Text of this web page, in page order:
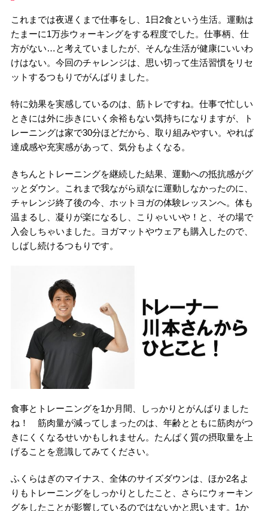
これまでは夜遅くまで仕事をし、1日2食という生活。運動は
たまーに1万歩ウォーキングをする程度でした。仕事柄、仕
方がない…と考えていましたが、そんな生活が健康にいいわ
けはない。今回のチャレンジは、思い切って生活習慣をリセ
ットするつもりでがんばりました。
特に効果を実感しているのは、筋トレですね。仕事で忙しい
ときには外に歩きにいく余裕もない気持ちになりますが、ト
レーニングは家で30分ほどだから、取り組みやすい。やれば
達成感や充実感があって、気分もよくなる。
きちんとトレーニングを継続した結果、運動への抵抗感がグ
ッとダウン。これまで我ながら頑なに運動しなかったのに、
チャレンジ終了後の今、ホットヨガの体験レッスンへ。体も
温まるし、凝りが楽になるし、こりゃいいや！と、その場で
入会しちゃいました。ヨガマットやウェアも購入したので、
しばし続けるつもりです。
食事とトレーニングを1か月間、しっかりとがんばりました
ね！ 筋肉量が減ってしまったのは、年齢とともに筋肉がつ
きにくくなるせいかもしれません。たんぱく質の摂取量を上
げることを意識してみてください。
ふくらはぎのマイナス、全体のサイズダウンは、ほか2名よ
りもトレーニングをしっかりとしたこと、さらにウォーキン
グをしたことが影響しているのではないかと思います。1か